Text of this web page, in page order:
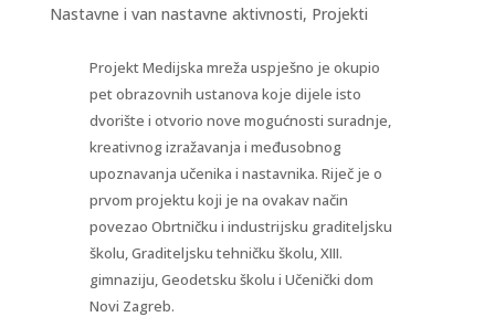
Nastavne i van nastavne aktivnosti, Projekti
Projekt Medijska mreža uspješno je okupio
pet obrazovnih ustanova koje dijele isto
dvorište i otvorio nove mogućnosti suradnje,
kreativnog izražavanja i međusobnog
upoznavanja učenika i nastavnika. Riječ je o
prvom projektu koji je na ovakav način
povezao Obrtničku i industrijsku graditeljsku
školu, Graditeljsku tehničku školu, XIII.
gimnaziju, Geodetsku školu i Učenički dom
Novi Zagreb.